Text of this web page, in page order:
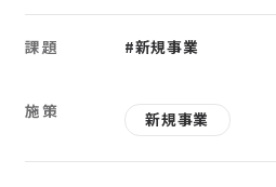
課題 #新規事業
施策 新規事業